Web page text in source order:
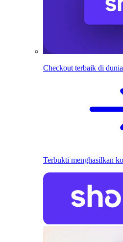
Checkout terbaik di dunia
Terbukti menghasilkan